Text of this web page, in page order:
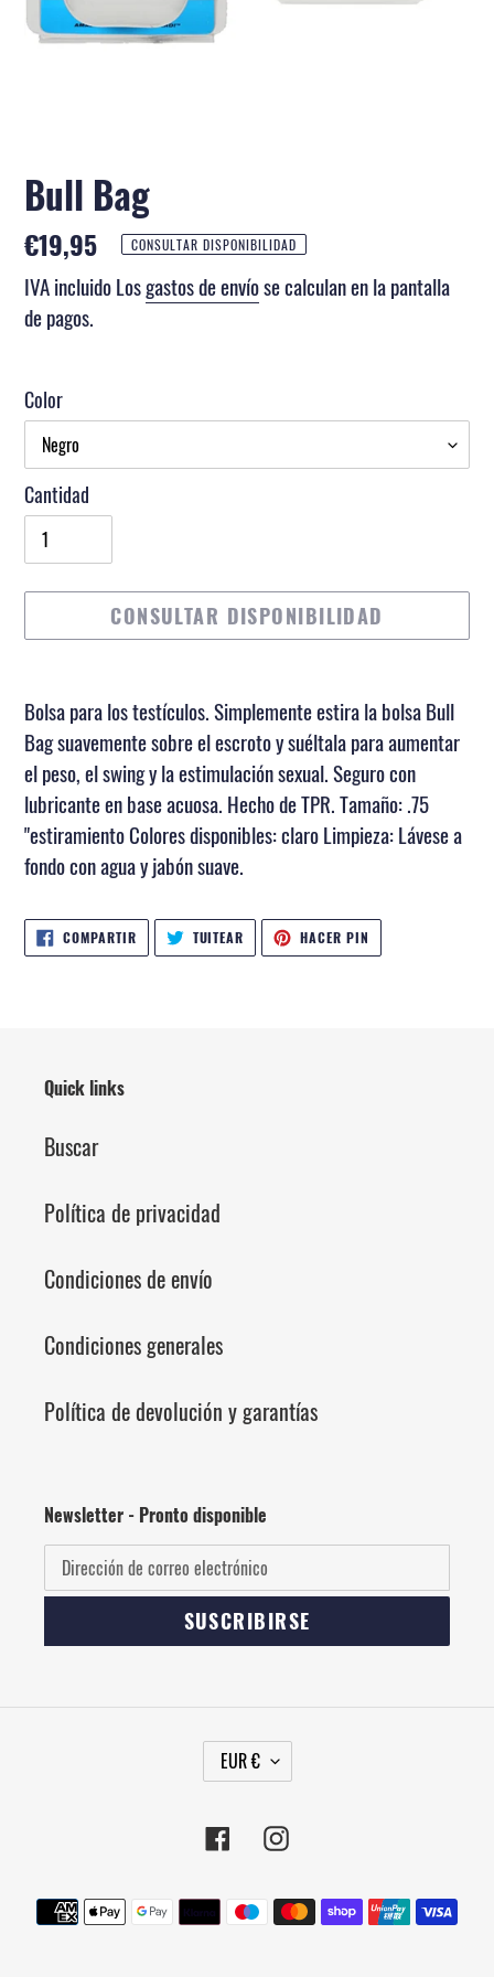
Bull Bag
Precio
habitual
€19,95 CONSULTAR DISPONIBILIDAD
IVA incluido Losgastos de envíose calculan en la pantalla
de pagos.
Color
Cantidad
CONSULTAR DISPONIBILIDAD
el
producto
a
tu
carrito
de
Bolsa para los testículos. Simplemente estira la bolsa Bull
Bag suavemente sobre el escroto y suéltala para aumentar
el peso, el swing y la estimulación sexual. Seguro con
lubricante en base acuosa. Hecho de TPR. Tamaño: .75
"estiramiento Colores disponibles: claro Limpieza: Lávese a
fondo con agua y jabón suave.
COMPARTIRCOMPARTIR
EN
FACEBOOK
TUITEAR TUITEAR
TWITTER
HACER PIN
PINTEREST
Quick links
Buscar
Política de privacidad
Condiciones de envío
Condiciones generales
Política de devolución y garantías
Newsletter - Pronto disponible
SUSCRIBIRSE
M
O
E
D
EUR €
FacebookInstagram
Métodos
de